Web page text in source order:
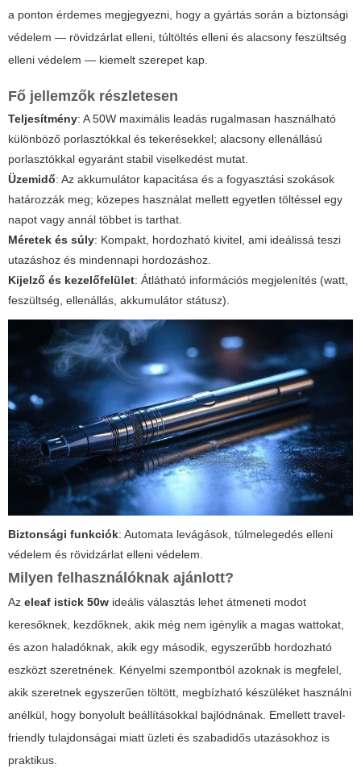
a ponton érdemes megjegyezni, hogy a gyártás során a biztonsági
védelem — rövidzárlat elleni, túltöltés elleni és alacsony feszültség
elleni védelem — kiemelt szerepet kap.
Fő jellemzők részletesen
Teljesítmény: A 50W maximális leadás rugalmasan használható
különböző porlasztókkal és tekerésekkel; alacsony ellenállású
porlasztókkal egyaránt stabil viselkedést mutat.
Üzemidő: Az akkumulátor kapacitása és a fogyasztási szokások
határozzák meg; közepes használat mellett egyetlen töltéssel egy
napot vagy annál többet is tarthat.
Méretek és súly: Kompakt, hordozható kivitel, ami ideálissá teszi
utazáshoz és mindennapi hordozáshoz.
Kijelző és kezelőfelület: Átlátható információs megjelenítés (watt,
feszültség, ellenállás, akkumulátor státusz).
Biztonsági funkciók: Automata levágások, túlmelegedés elleni
védelem és rövidzárlat elleni védelem.
Milyen felhasználóknak ajánlott?
Az eleaf istick 50w ideális választás lehet átmeneti modot
keresőknek, kezdőknek, akik még nem igénylik a magas wattokat,
és azon haladóknak, akik egy második, egyszerűbb hordozható
eszközt szeretnének. Kényelmi szempontból azoknak is megfelel,
akik szeretnek egyszerűen töltött, megbízható készüléket használni
anélkül, hogy bonyolult beállításokkal bajlódnának. Emellett travel-
friendly tulajdonságai miatt üzleti és szabadidős utazásokhoz is
praktikus.